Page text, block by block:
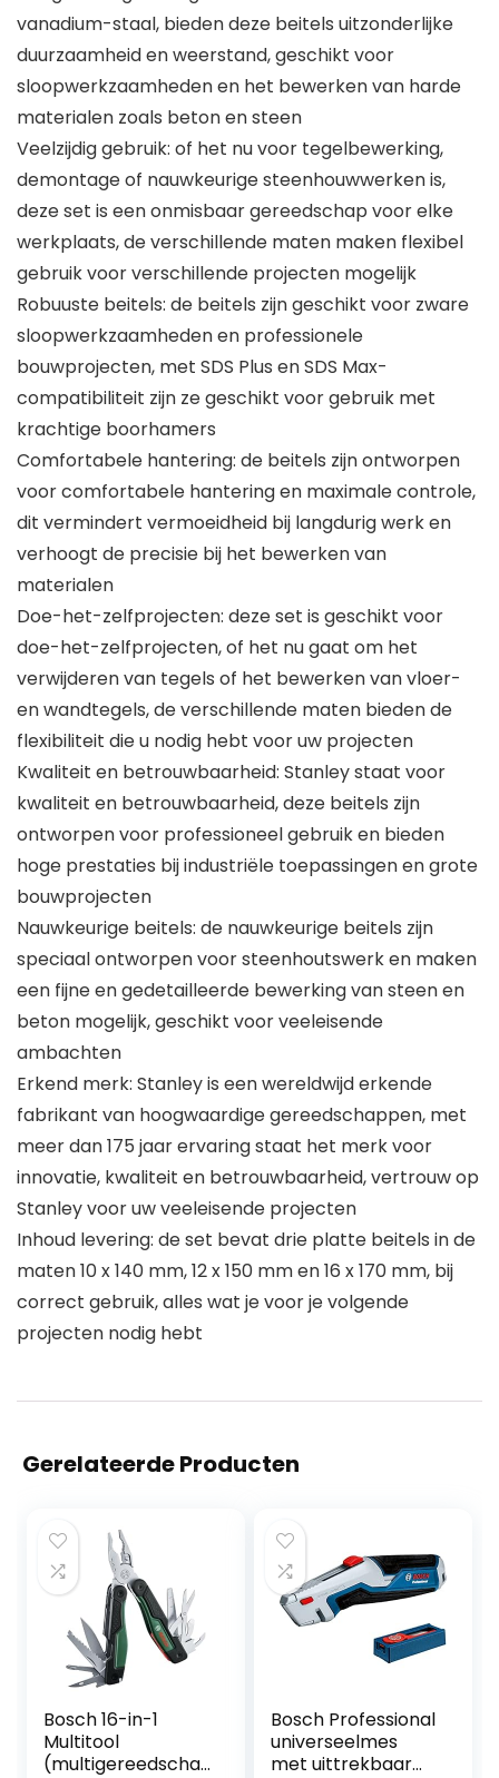
vanadium-staal, bieden deze beitels uitzonderlijke
duurzaamheid en weerstand, geschikt voor
sloopwerkzaamheden en het bewerken van harde
materialen zoals beton en steen
Veelzijdig gebruik: of het nu voor tegelbewerking,
demontage of nauwkeurige steenhouwwerken is,
deze set is een onmisbaar gereedschap voor elke
werkplaats, de verschillende maten maken flexibel
gebruik voor verschillende projecten mogelijk
Robuuste beitels: de beitels zijn geschikt voor zware
sloopwerkzaamheden en professionele
bouwprojecten, met SDS Plus en SDS Max-
compatibiliteit zijn ze geschikt voor gebruik met
krachtige boorhamers
Comfortabele hantering: de beitels zijn ontworpen
voor comfortabele hantering en maximale controle,
dit vermindert vermoeidheid bij langdurig werk en
verhoogt de precisie bij het bewerken van
materialen
Doe-het-zelfprojecten: deze set is geschikt voor
doe-het-zelfprojecten, of het nu gaat om het
verwijderen van tegels of het bewerken van vloer-
en wandtegels, de verschillende maten bieden de
flexibiliteit die u nodig hebt voor uw projecten
Kwaliteit en betrouwbaarheid: Stanley staat voor
kwaliteit en betrouwbaarheid, deze beitels zijn
ontworpen voor professioneel gebruik en bieden
hoge prestaties bij industriële toepassingen en grote
bouwprojecten
Nauwkeurige beitels: de nauwkeurige beitels zijn
speciaal ontworpen voor steenhoutswerk en maken
een fijne en gedetailleerde bewerking van steen en
beton mogelijk, geschikt voor veeleisende
ambachten
Erkend merk: Stanley is een wereldwijd erkende
fabrikant van hoogwaardige gereedschappen, met
meer dan 175 jaar ervaring staat het merk voor
innovatie, kwaliteit en betrouwbaarheid, vertrouw op
Stanley voor uw veeleisende projecten
Inhoud levering: de set bevat drie platte beitels in de
maten 10 x 140 mm, 12 x 150 mm en 16 x 170 mm, bij
correct gebruik, alles wat je voor je volgende
projecten nodig hebt
Gerelateerde Producten
Bosch 16-in-1
Multitool
(multigereedscha
Bosch Professional
universeelmes
met uittrekbaar